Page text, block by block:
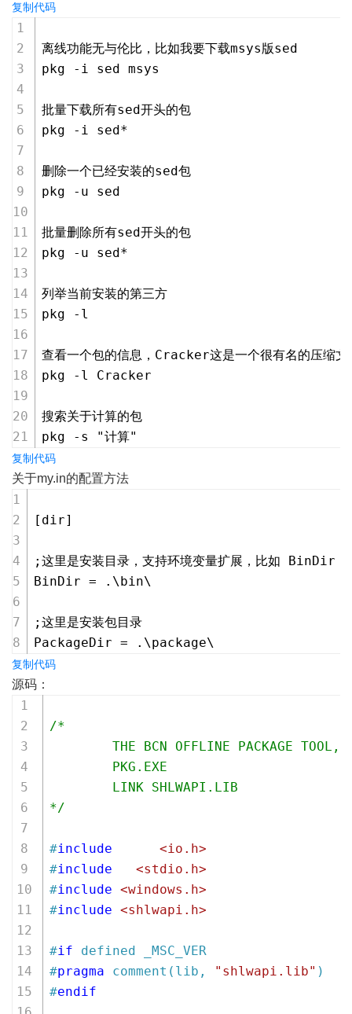
复制代码
离线功能无与伦比，比如我要下载msys版sed
pkg -i sed msys
批量下载所有sed开头的包
pkg -i sed*
删除一个已经安装的sed包
pkg -u sed
批量删除所有sed开头的包
pkg -u sed*
列举当前安装的第三方
pkg -l
查看一个包的信息，Cracker这是一个很有名的压缩文
pkg -l Cracker
搜索关于计算的包
pkg -s "计算"
复制代码
关于my.in的配置方法
[dir]
;这里是安装目录，支持环境变量扩展，比如
BinDir = .\bin\
;这里是安装包目录
PackageDir = .\package\
复制代码
源码：
/*
THE BCN OFFLINE PACKAGE TOOL,
        PKG.EXE
        LINK SHLWAPI.LIB
*/
#include
<io.h>
#include
<stdio.h>
#include <windows.h>
#include <shlwapi.h>
#if defined _MSC_VER
#pragma comment(lib, "shlwapi.lib" )
#endif